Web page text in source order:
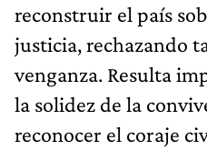
reconstruir el país
justicia, rechazando
venganza. Resulta
la solidez de la
reconocer el coraje